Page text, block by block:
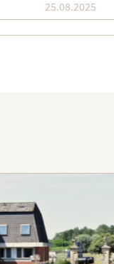
25.08.2025